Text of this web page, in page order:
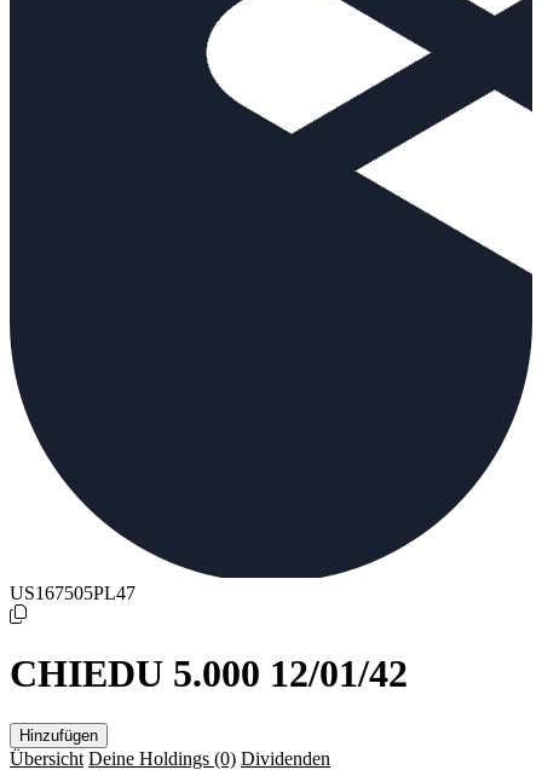
US167505PL47
CHIEDU 5.000 12/01/42
Hinzufügen
Übersicht Deine Holdings (0) Dividenden